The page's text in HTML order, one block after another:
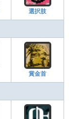
選択肢
賞金首